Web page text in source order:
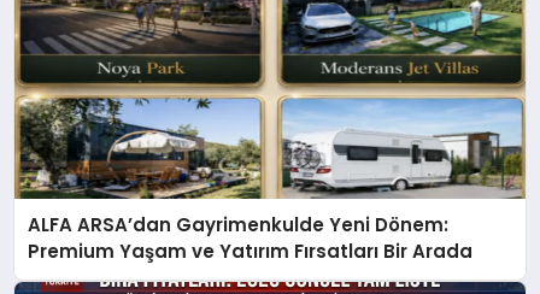
ALFA ARSA’dan Gayrimenkulde Yeni Dönem:
Premium Yaşam ve Yatırım Fırsatları Bir Arada